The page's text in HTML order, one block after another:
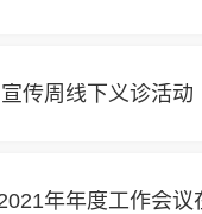
传周线下义诊活动
年年度工作会议